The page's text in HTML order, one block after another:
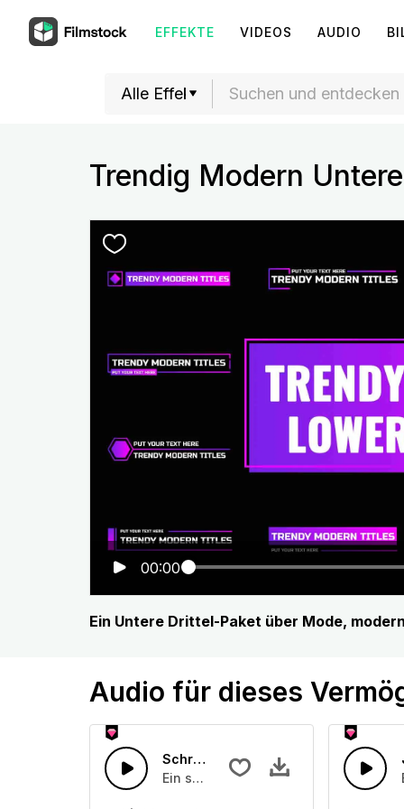
EFFEKTE VIDEOS AUDIO
Trendig Modern
00:00
Ein Untere Drittel-Paket über Mode,
Audio für dieses
Schrulliger Retro-Swing
Ein schrulliges Retro-Klavier mit